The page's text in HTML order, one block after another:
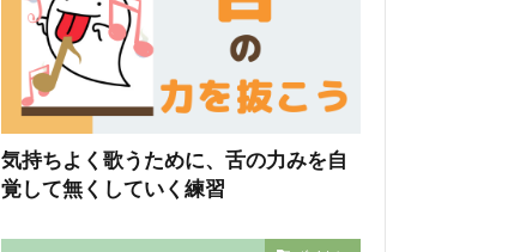
気持ちよく歌うために、舌の力みを自
覚して無くしていく練習